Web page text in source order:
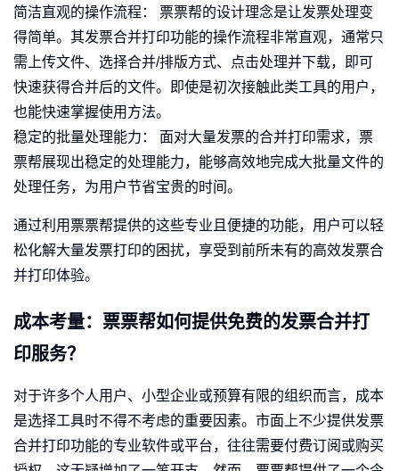
简洁直观的操作流程： 票票帮的设计理念是让发票处理变
得简单。其发票合并打印功能的操作流程非常直观，通常只
需上传文件、选择合并/排版方式、点击处理并下载，即可
快速获得合并后的文件。即使是初次接触此类工具的用户，
也能快速掌握使用方法。
稳定的批量处理能力： 面对大量发票的合并打印需求，票
票帮展现出稳定的处理能力，能够高效地完成大批量文件的
处理任务，为用户节省宝贵的时间。
通过利用票票帮提供的这些专业且便捷的功能，用户可以轻
松化解大量发票打印的困扰，享受到前所未有的高效发票合
并打印体验。
成本考量：票票帮如何提供免费的发票合并打
印服务？
对于许多个人用户、小型企业或预算有限的组织而言，成本
是选择工具时不得不考虑的重要因素。市面上不少提供发票
合并打印功能的专业软件或平台，往往需要付费订阅或购买